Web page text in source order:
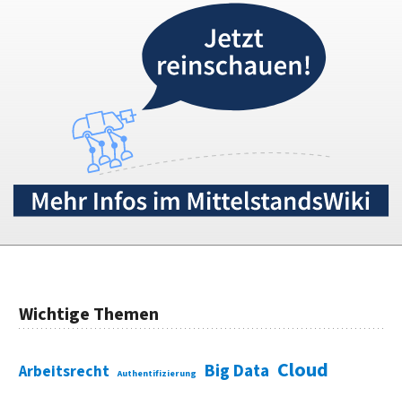
Wichtige Themen
Arbeitsrecht Authentifizierung Big Data Cloud